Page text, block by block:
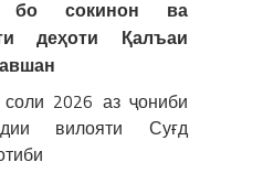
бо сокинон ва
деҳоти Қалъаи
2026 аз ҷониби
вилояти Суғд